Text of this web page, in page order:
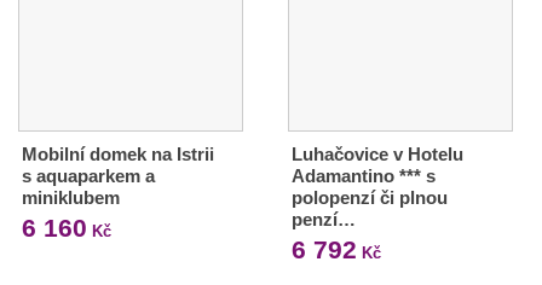
Mobilní domek na Istrii
s aquaparkem a
miniklubem
6 160 Kč
Luhačovice v Hotelu
Adamantino *** s
polopenzí či plnou
penzí…
6 792 Kč